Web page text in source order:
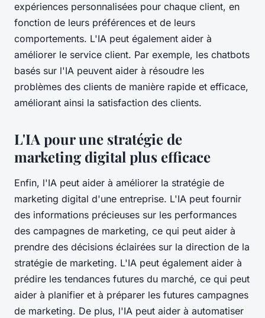
expériences personnalisées pour chaque client, en
fonction de leurs préférences et de leurs
comportements. L'IA peut également aider à
améliorer le service client. Par exemple, les chatbots
basés sur l'IA peuvent aider à résoudre les
problèmes des clients de manière rapide et efficace,
améliorant ainsi la satisfaction des clients.
L'IA pour une stratégie de
marketing digital plus efficace
Enfin, l'IA peut aider à améliorer la stratégie de
marketing digital d'une entreprise. L'IA peut fournir
des informations précieuses sur les performances
des campagnes de marketing, ce qui peut aider à
prendre des décisions éclairées sur la direction de la
stratégie de marketing. L'IA peut également aider à
prédire les tendances futures du marché, ce qui peut
aider à planifier et à préparer les futures campagnes
de marketing. De plus, l'IA peut aider à automatiser